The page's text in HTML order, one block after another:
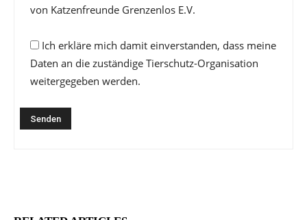
von Katzenfreunde Grenzenlos E.V.
Ich erkläre mich damit einverstanden, dass meine
Daten an die zuständige Tierschutz-Organisation
weitergegeben werden.